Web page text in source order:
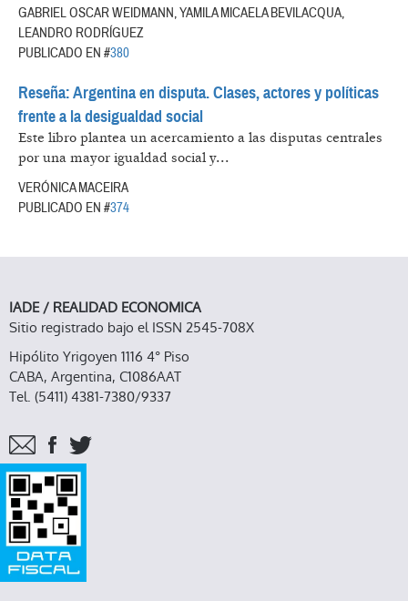
GABRIEL OSCAR WEIDMANN, YAMILA MICAELA BEVILACQUA,
LEANDRO RODRÍGUEZ
PUBLICADO EN #380
Reseña: Argentina en disputa. Clases, actores y políticas
frente a la desigualdad social
Este libro plantea un acercamiento a las disputas centrales
por una mayor igualdad social y...
VERÓNICA MACEIRA
PUBLICADO EN #374
IADE / REALIDAD ECONOMICA
Sitio registrado bajo el ISSN 2545-708X
Hipólito Yrigoyen 1116 4° Piso
CABA, Argentina, C1086AAT
Tel. (5411) 4381-7380/9337